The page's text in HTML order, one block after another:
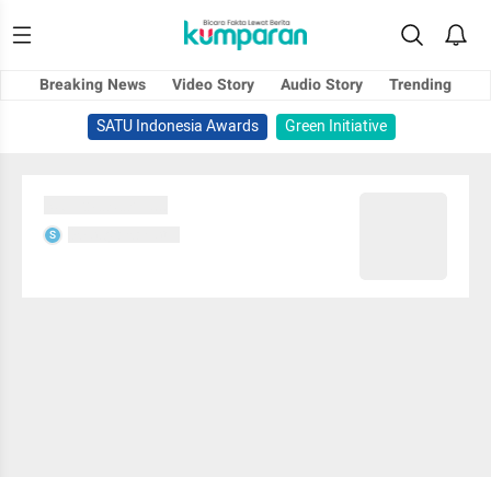
Breaking News Video Story Audio Story
Trending
SATU Indonesia Awards
Green Initiative
S